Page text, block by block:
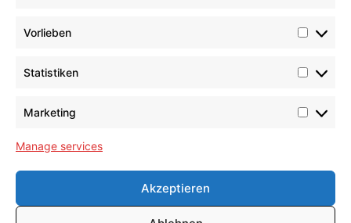
Vorlieben
Statistiken
Marketing
Manage services
Akzeptieren
® UMETA HERMANN ULRICHSKÖTTER METALLWARENFABRIK GMBH & GO.